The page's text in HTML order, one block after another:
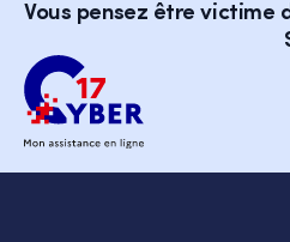
Vous pensez être victime